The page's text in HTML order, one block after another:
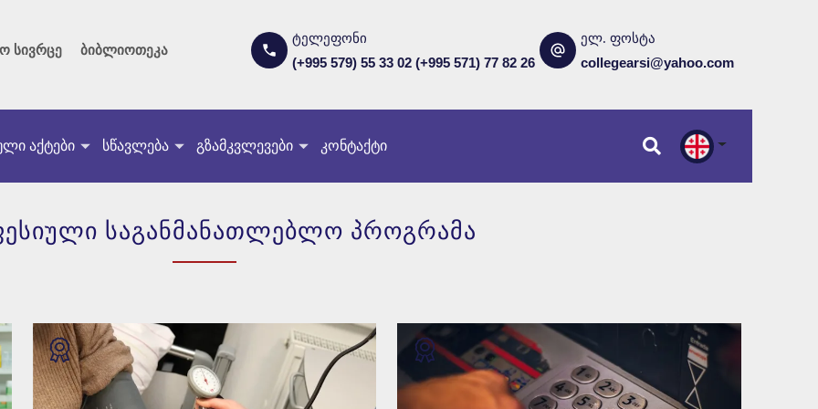
სივრცე ბიბლიოთეკა
ტელეფონი
(+995 579) 55 33 02 (+995 571) 77 82 26
ელ. ფოსტა
collegearsi@yahoo.com
აქტები სწავლება გზამკვლევები კონტაქტი
საგანმანათლებლო პროგრამა
წინასწარი რეგისტრაცია